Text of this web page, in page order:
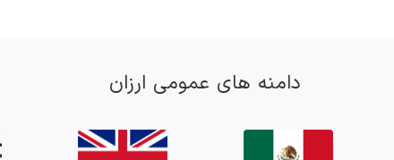
دامنه های عمومی ارزان